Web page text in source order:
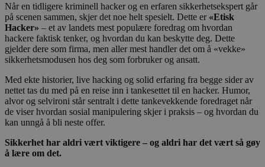
Når en tidligere kriminell hacker og en erfaren sikkerhetsekspert går
på scenen sammen, skjer det noe helt spesielt. Dette er «Etisk
Hacker» – et av landets mest populære foredrag om hvordan
hackere faktisk tenker, og hvordan du kan beskytte deg. Dette
gjelder dere som firma, men aller mest handler det om å «vekke»
sikkerhetsmodusen hos deg som forbruker og ansatt.
Med ekte historier, live hacking og solid erfaring fra begge sider av
nettet tas du med på en reise inn i tankesettet til en hacker. Humor,
alvor og selvironi står sentralt i dette tankevekkende foredraget når
de viser hvordan sosial manipulering skjer i praksis – og hvordan du
kan unngå å bli neste offer.
Sikkerhet har aldri vært viktigere – og aldri har det vært så gøy
å lære om det.